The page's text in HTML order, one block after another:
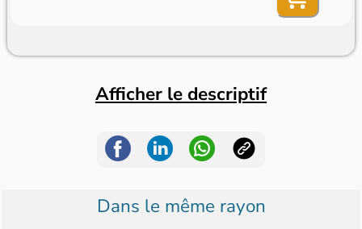
Afficher le descriptif
Dans le même rayon